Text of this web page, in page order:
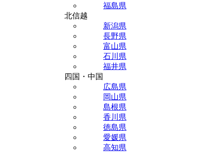
福島県
北信越
新潟県
長野県
富山県
石川県
福井県
四国・中国
広島県
岡山県
島根県
香川県
徳島県
愛媛県
高知県